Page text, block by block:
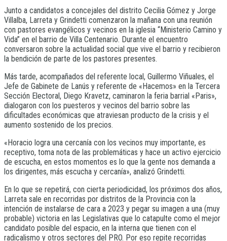
Junto a candidatos a concejales del distrito Cecilia Gómez y Jorge
Villalba, Larreta y Grindetti comenzaron la mañana con una reunión
con pastores evangélicos y vecinos en la iglesia “Ministerio Camino y
Vida” en el barrio de Villa Centenario. Durante el encuentro
conversaron sobre la actualidad social que vive el barrio y recibieron
la bendición de parte de los pastores presentes.
Más tarde, acompañados del referente local, Guillermo Viñuales, el
Jefe de Gabinete de Lanús y referente de «Hacemos» en la Tercera
Sección Electoral, Diego Kravetz, caminaron la feria barrial «Paris»,
dialogaron con los puesteros y vecinos del barrio sobre las
dificultades económicas que atraviesan producto de la crisis y el
aumento sostenido de los precios.
«Horacio logra una cercanía con los vecinos muy importante, es
receptivo, toma nota de las problemáticas y hace un activo ejercicio
de escucha, en estos momentos es lo que la gente nos demanda a
los dirigentes, más escucha y cercanía», analizó Grindetti.
En lo que se repetirá, con cierta periodicidad, los próximos dos años,
Larreta sale en recorridas por distritos de la Provincia con la
intención de instalarse de cara a 2023 y pegar su imagen a una (muy
probable) victoria en las Legislativas que lo catapulte como el mejor
candidato posible del espacio, en la interna que tienen con el
radicalismo y otros sectores del PRO. Por eso repite recorridas